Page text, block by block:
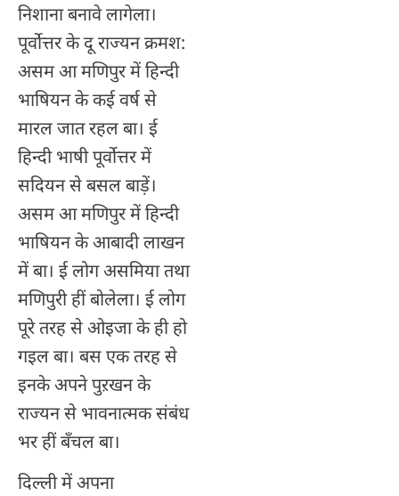
निशाना बनावे लागेला।
पूर्वोत्तर के दू राज्यन क्रमश:
असम आ मणिपुर में हिन्दी
भाषियन के कई वर्ष से
मारल जात रहल बा। ई
हिन्दी भाषी पूर्वोत्तर में
सदियन से बसल बाड़ें।
असम आ मणिपुर में हिन्दी
भाषियन के आबादी लाखन
में बा। ई लोग असमिया तथा
मणिपुरी हीं बोलेला। ई लोग
पूरे तरह से ओइजा के ही हो
गइल बा। बस एक तरह से
इनके अपने पुऱखन के
राज्यन से भावनात्मक संबंध
भर हीं बँचल बा।
दिल्ली में अपना